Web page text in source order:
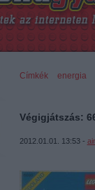
Címkék» energia
Végigjátszás:
2012.01.01. 13:53 -